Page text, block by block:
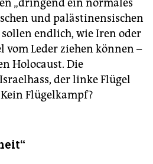
„dringend ein normales
und palästinensischen
sollen endlich, wie Iren oder
vom Leder ziehen können –
Holocaust. Die
der linke Flügel
Flügelkampf?